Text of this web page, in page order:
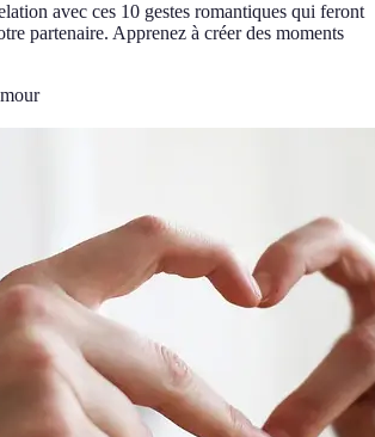
avec ces 10 gestes romantiques qui feront
partenaire. Apprenez à créer des moments